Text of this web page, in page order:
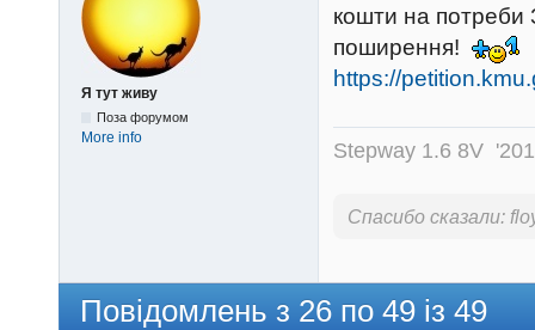
Я тут живу
Поза форумом
More info
кошти на потреби
поширення!
https://
Stepway 1.6 8V
Спасибо сказали:
Повідомлень з 26 по 49 із 49